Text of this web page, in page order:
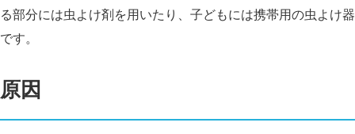
る部分には虫よけ剤を用いたり、子どもには携帯用の虫よけ
です。
原因